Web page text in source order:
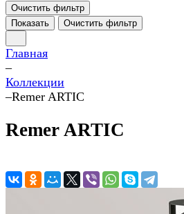
Очистить фильтр
Показать
Очистить фильтр
Главная
–
Коллекции
–Remer ARTIC
Remer ARTIC